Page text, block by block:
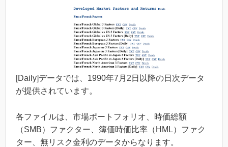
[Daily]データでは、1990年7月2日以降の日次データ
が提供されています。
各ファイルは、市場ポートフォリオ、時価総額
（SMB）ファクター、簿価時価比率（HML）ファク
ター、無リスク金利のデータからなります。